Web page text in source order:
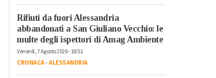
Rifiuti da fuori Alessandria
abbandonati a San Giuliano Vecchio: le
multe degli ispettori di Amag Ambiente
Venerdì, 7 Agosto 2026 - 18:51
CRONACA-ALESSANDRIA